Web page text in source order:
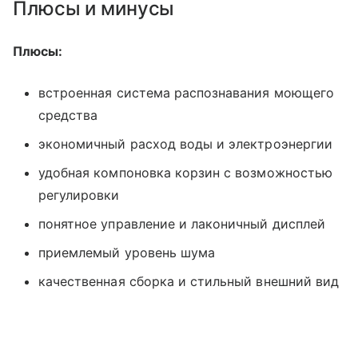
Плюсы и минусы
Плюсы:
встроенная система распознавания моющего
средства
экономичный расход воды и электроэнергии
удобная компоновка корзин с возможностью
регулировки
понятное управление и лаконичный дисплей
приемлемый уровень шума
качественная сборка и стильный внешний вид